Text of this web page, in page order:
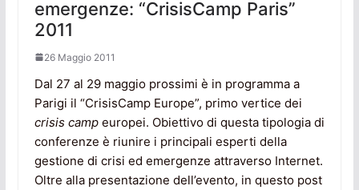
emergenze: “CrisisCamp Paris”
2011
26 Maggio 2011
Dal 27 al 29 maggio prossimi è in programma a
Parigi il “CrisisCamp Europe”, primo vertice dei
crisis campeuropei. Obiettivo di questa tipologia di
conferenze è riunire i principali esperti della
gestione di crisi ed emergenze attraverso Internet.
Oltre alla presentazione dell’evento, in questo post